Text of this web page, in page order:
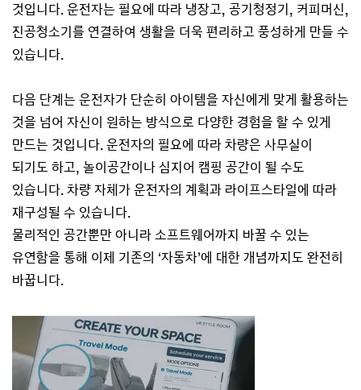
것입니다. 운전자는 필요에 따라 냉장고, 공기청정기, 커피머신,
진공청소기를 연결하여 생활을 더욱 편리하고 풍성하게 만들 수
있습니다.
다음 단계는 운전자가 단순히 아이템을 자신에게 맞게 활용하는
것을 넘어 자신이 원하는 방식으로 다양한 경험을 할 수 있게
만드는 것입니다. 운전자의 필요에 따라 차량은 사무실이
되기도 하고, 놀이공간이나 심지어 캠핑 공간이 될 수도
있습니다. 차량 자체가 운전자의 계획과 라이프스타일에 따라
재구성될 수 있습니다.
물리적인 공간뿐만 아니라 소프트웨어까지 바꿀 수 있는
유연함을 통해 이제 기존의 ‘자동차’에 대한 개념까지도 완전히
바꿉니다.